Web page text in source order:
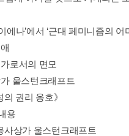
나’에서 ‘근대 페미니즘의 어
로서의 면모
울스턴크래프트
권리 옹호》
용
사상가 울스턴크래프트